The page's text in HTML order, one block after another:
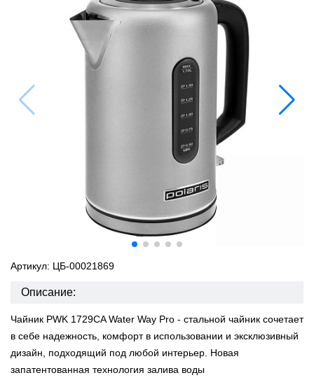
Артикул: ЦБ-00021869
Описание:
Чайник PWK 1729CA Water Way Pro - стальной чайник сочетает
в себе надежность, комфорт в использовании и эксклюзивный
дизайн, подходящий под любой интерьер. Новая
запатентованная технология залива воды